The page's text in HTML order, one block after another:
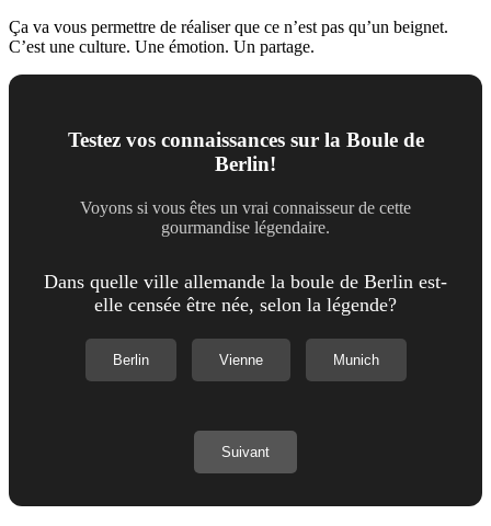
Ça va vous permettre de réaliser que ce n’est pas qu’un beignet.
C’est une culture. Une émotion. Un partage.
Testez vos connaissances sur la Boule de
Berlin!
Voyons si vous êtes un vrai connaisseur de cette
gourmandise légendaire.
Dans quelle ville allemande la boule de Berlin est-
elle censée être née, selon la légende?
Berlin Vienne Munich
Suivant